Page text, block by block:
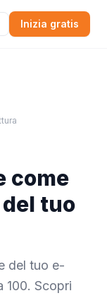
Inizia gratis
come
tuo
del tuo e-
100. Scopri